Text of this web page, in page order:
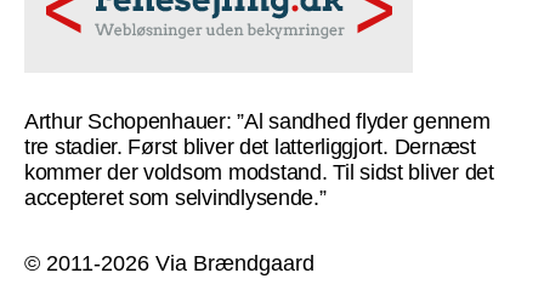
Arthur Schopenhauer: ”Al sandhed flyder gennem
tre stadier. Først bliver det latterliggjort. Dernæst
kommer der voldsom modstand. Til sidst bliver det
accepteret som selvindlysende.”
© 2011-2026 Via Brændgaard